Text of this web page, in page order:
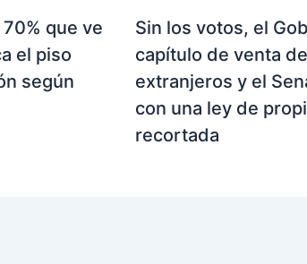
que ve
el piso
según
Sin los votos, el
capítulo de venta
extranjeros y el
con una ley de
recortada